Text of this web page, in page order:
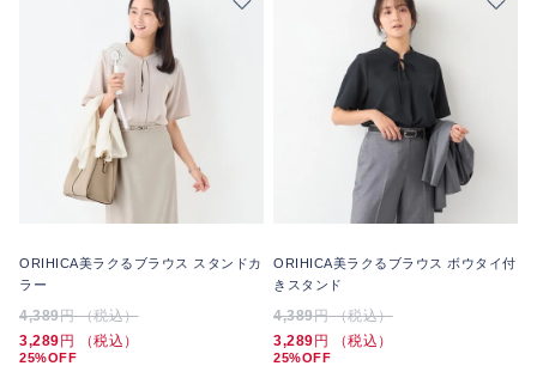
ORIHICA美ラクるブラウス スタンドカ
ラー
4,389円 （税込）
3,289 円 （税込）
25%OFF
ORIHICA美ラクるブラウス ボウタイ付
きスタンド
4,389円 （税込）
3,289 円 （税込）
25%OFF